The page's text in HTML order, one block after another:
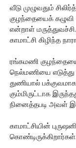
வீடு முழுவதும்
குழந்தையைக்
என்றாள்
காமாட்சி கிழிந்த
ரங்கமணி
நெல்மணியை
துணியால்
கும்மிருட்டாக
நினைத்தபடி அவள்
காமாட்சியின்
கொண்டிருக்கிறார்கள்.